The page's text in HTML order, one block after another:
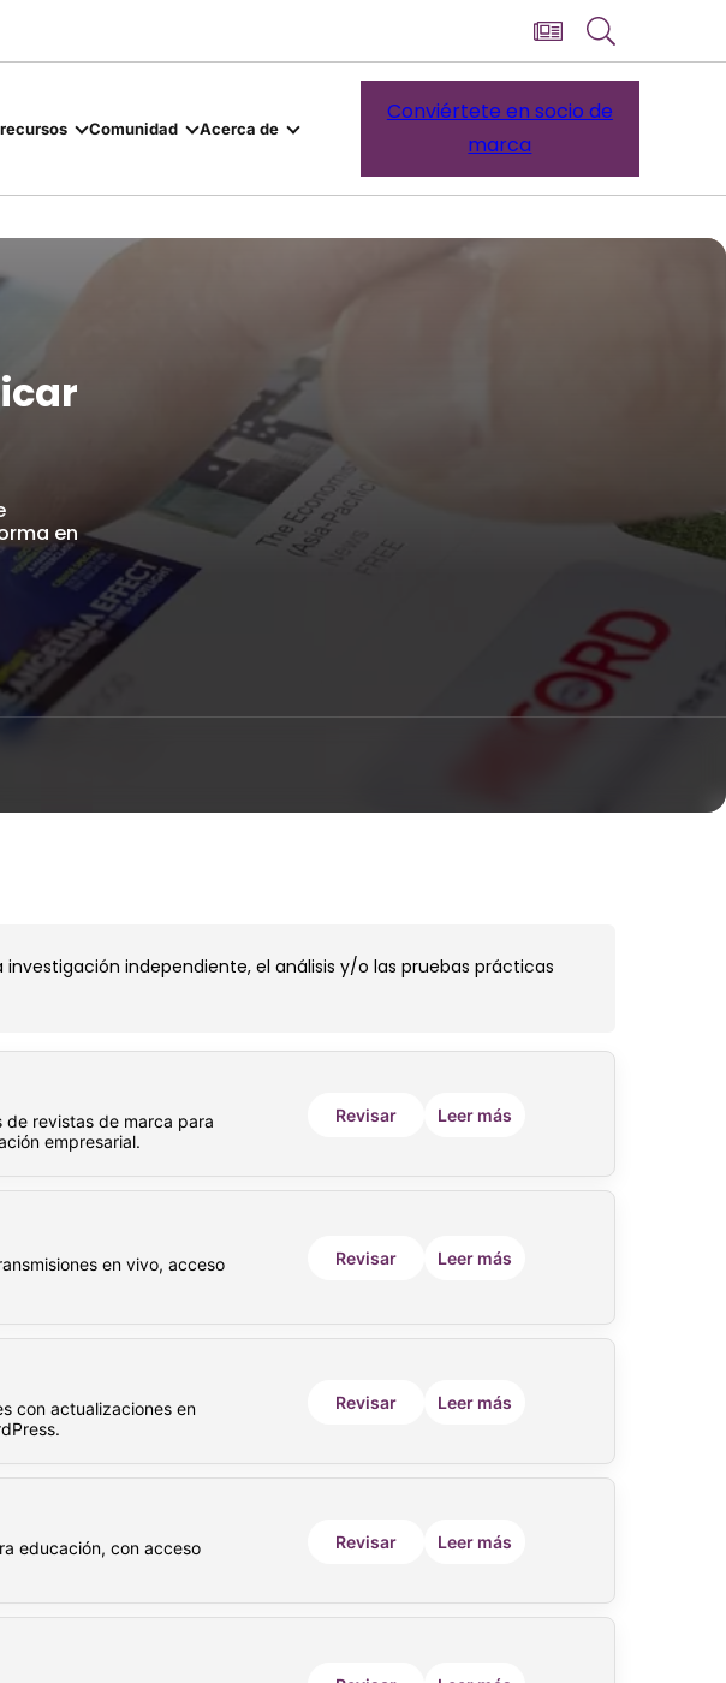
Comunidad Acerca de
Conviértete en socio de
marca
en
independiente, el análisis y/o las pruebas prácticas
revistas de marca para
empresarial.
Revisar Leer más
en vivo, acceso
Revisar Leer más
con actualizaciones en
Revisar Leer más
educación, con acceso
Revisar Leer más